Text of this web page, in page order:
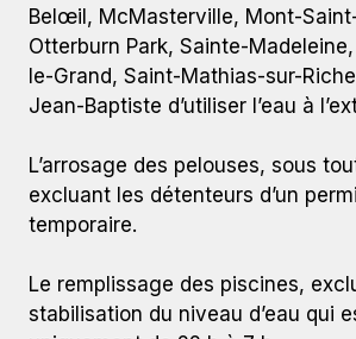
Belœil, McMasterville, Mont-
Otterburn Park, Sainte-
le-Grand, Saint-Mathias-sur-
Jean-Baptiste d’utiliser l’eau à
L’arrosage des pelouses, sous
excluant les détenteurs d’un
temporaire.
Le remplissage des piscines,
stabilisation du niveau d’eau qui